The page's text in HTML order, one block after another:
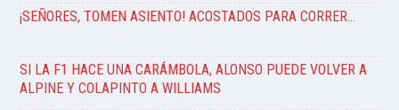
¡SEÑORES, TOMEN ASIENTO! ACOSTADOS PARA CORRER…
SI LA F1 HACE UNA CARÁMBOLA, ALONSO PUEDE VOLVER A
ALPINE Y COLAPINTO A WILLIAMS